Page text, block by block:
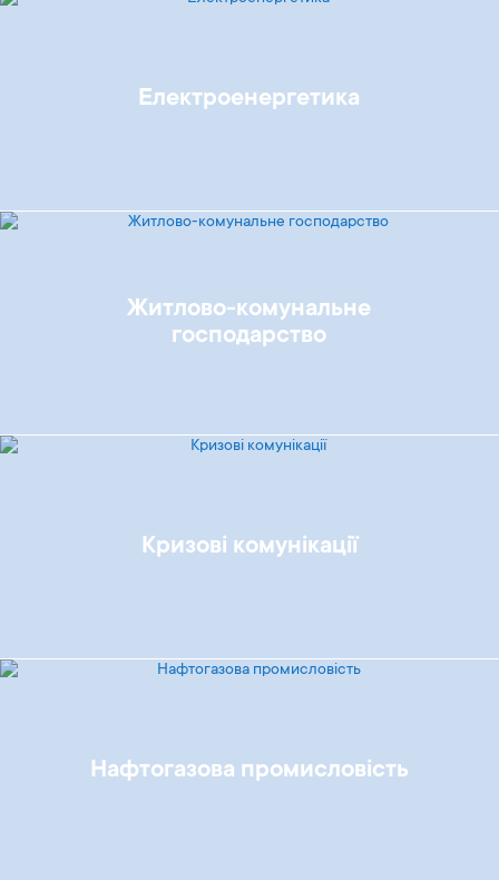
Електроенергетика
Житлово-комунальне
господарство
Кризові комунікації
Нафтогазова промисловість